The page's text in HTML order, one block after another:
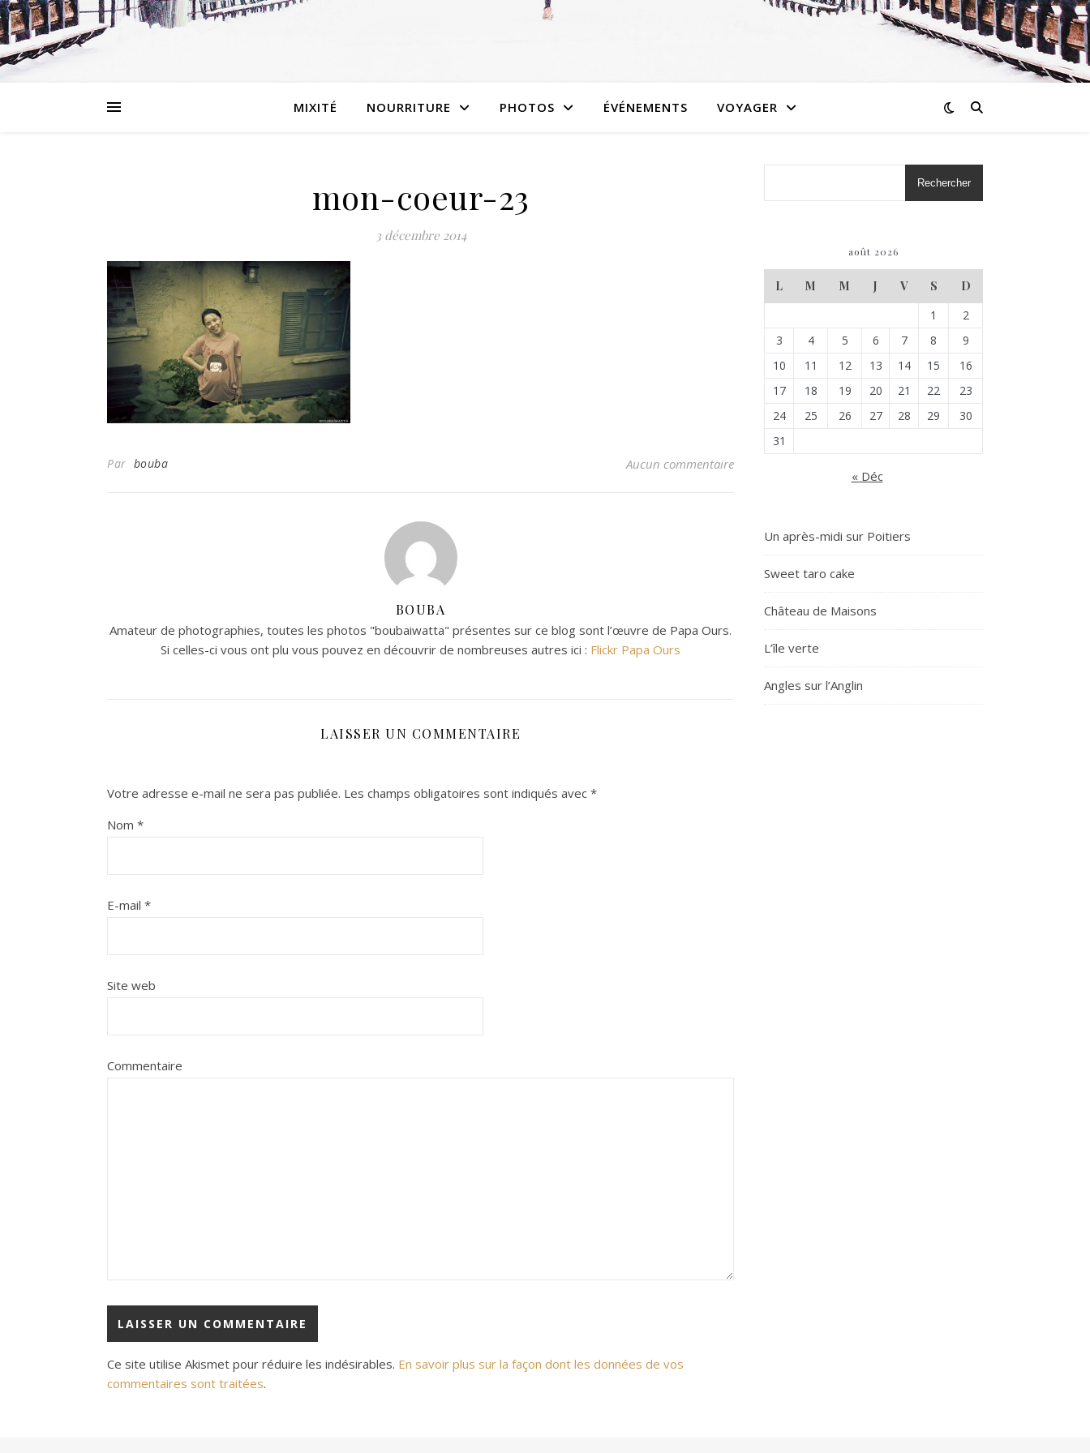
MIXITÉ NOURRITURE PHOTOS ÉVÉNEMENTS VOYAGER
mon-coeur-23
3 décembre 2014
Par bouba Aucun commentaire
BOUBA
Amateur de photographies, toutes les photos "boubaiwatta" présentes sur ce blog sont l’œuvre de Papa Ours.
Si celles-ci vous ont plu vous pouvez en découvrir de nombreuses autres ici : Flickr Papa Ours
LAISSER UN COMMENTAIRE
Votre adresse e-mail ne sera pas publiée. Les champs obligatoires sont indiqués avec *
Nom *
E-mail *
Site web
Commentaire
Ce site utilise Akismet pour réduire les indésirables. En savoir plus sur la façon dont les données de vos
commentaires sont traitées.
Rechercher
août 2026
L M M J V S
D
1
2
3
4 5 6 7 8
9
10
11 12 13 14 15
16
17
18 19 20 21 22
23
24
25 26 27 28 29
30
31
« Déc
Un après-midi sur Poitiers
Sweet taro cake
Château de Maisons
L’île verte
Angles sur l’Anglin